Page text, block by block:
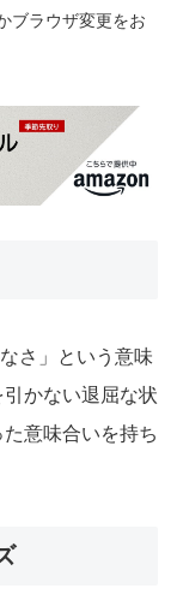
ブラウザ変更をお
さ」という意味
かない退屈な状
意味合いを持ち